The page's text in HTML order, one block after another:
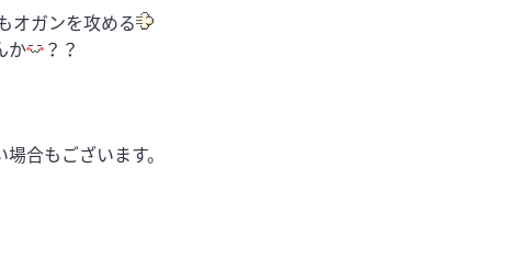
オガンを攻める
か
？？
合もございます。